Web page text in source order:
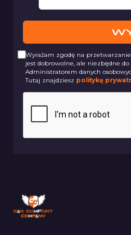
Wyrażam zgodę na
jest dobrowolne, ale niezbędne
Administratorem danych
Tutaj znajdziesz politykę